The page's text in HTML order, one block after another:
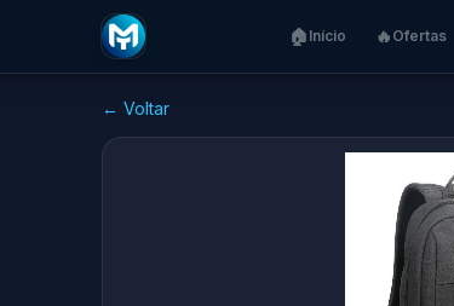
🏠 Início 🔥 Ofertas
← Voltar